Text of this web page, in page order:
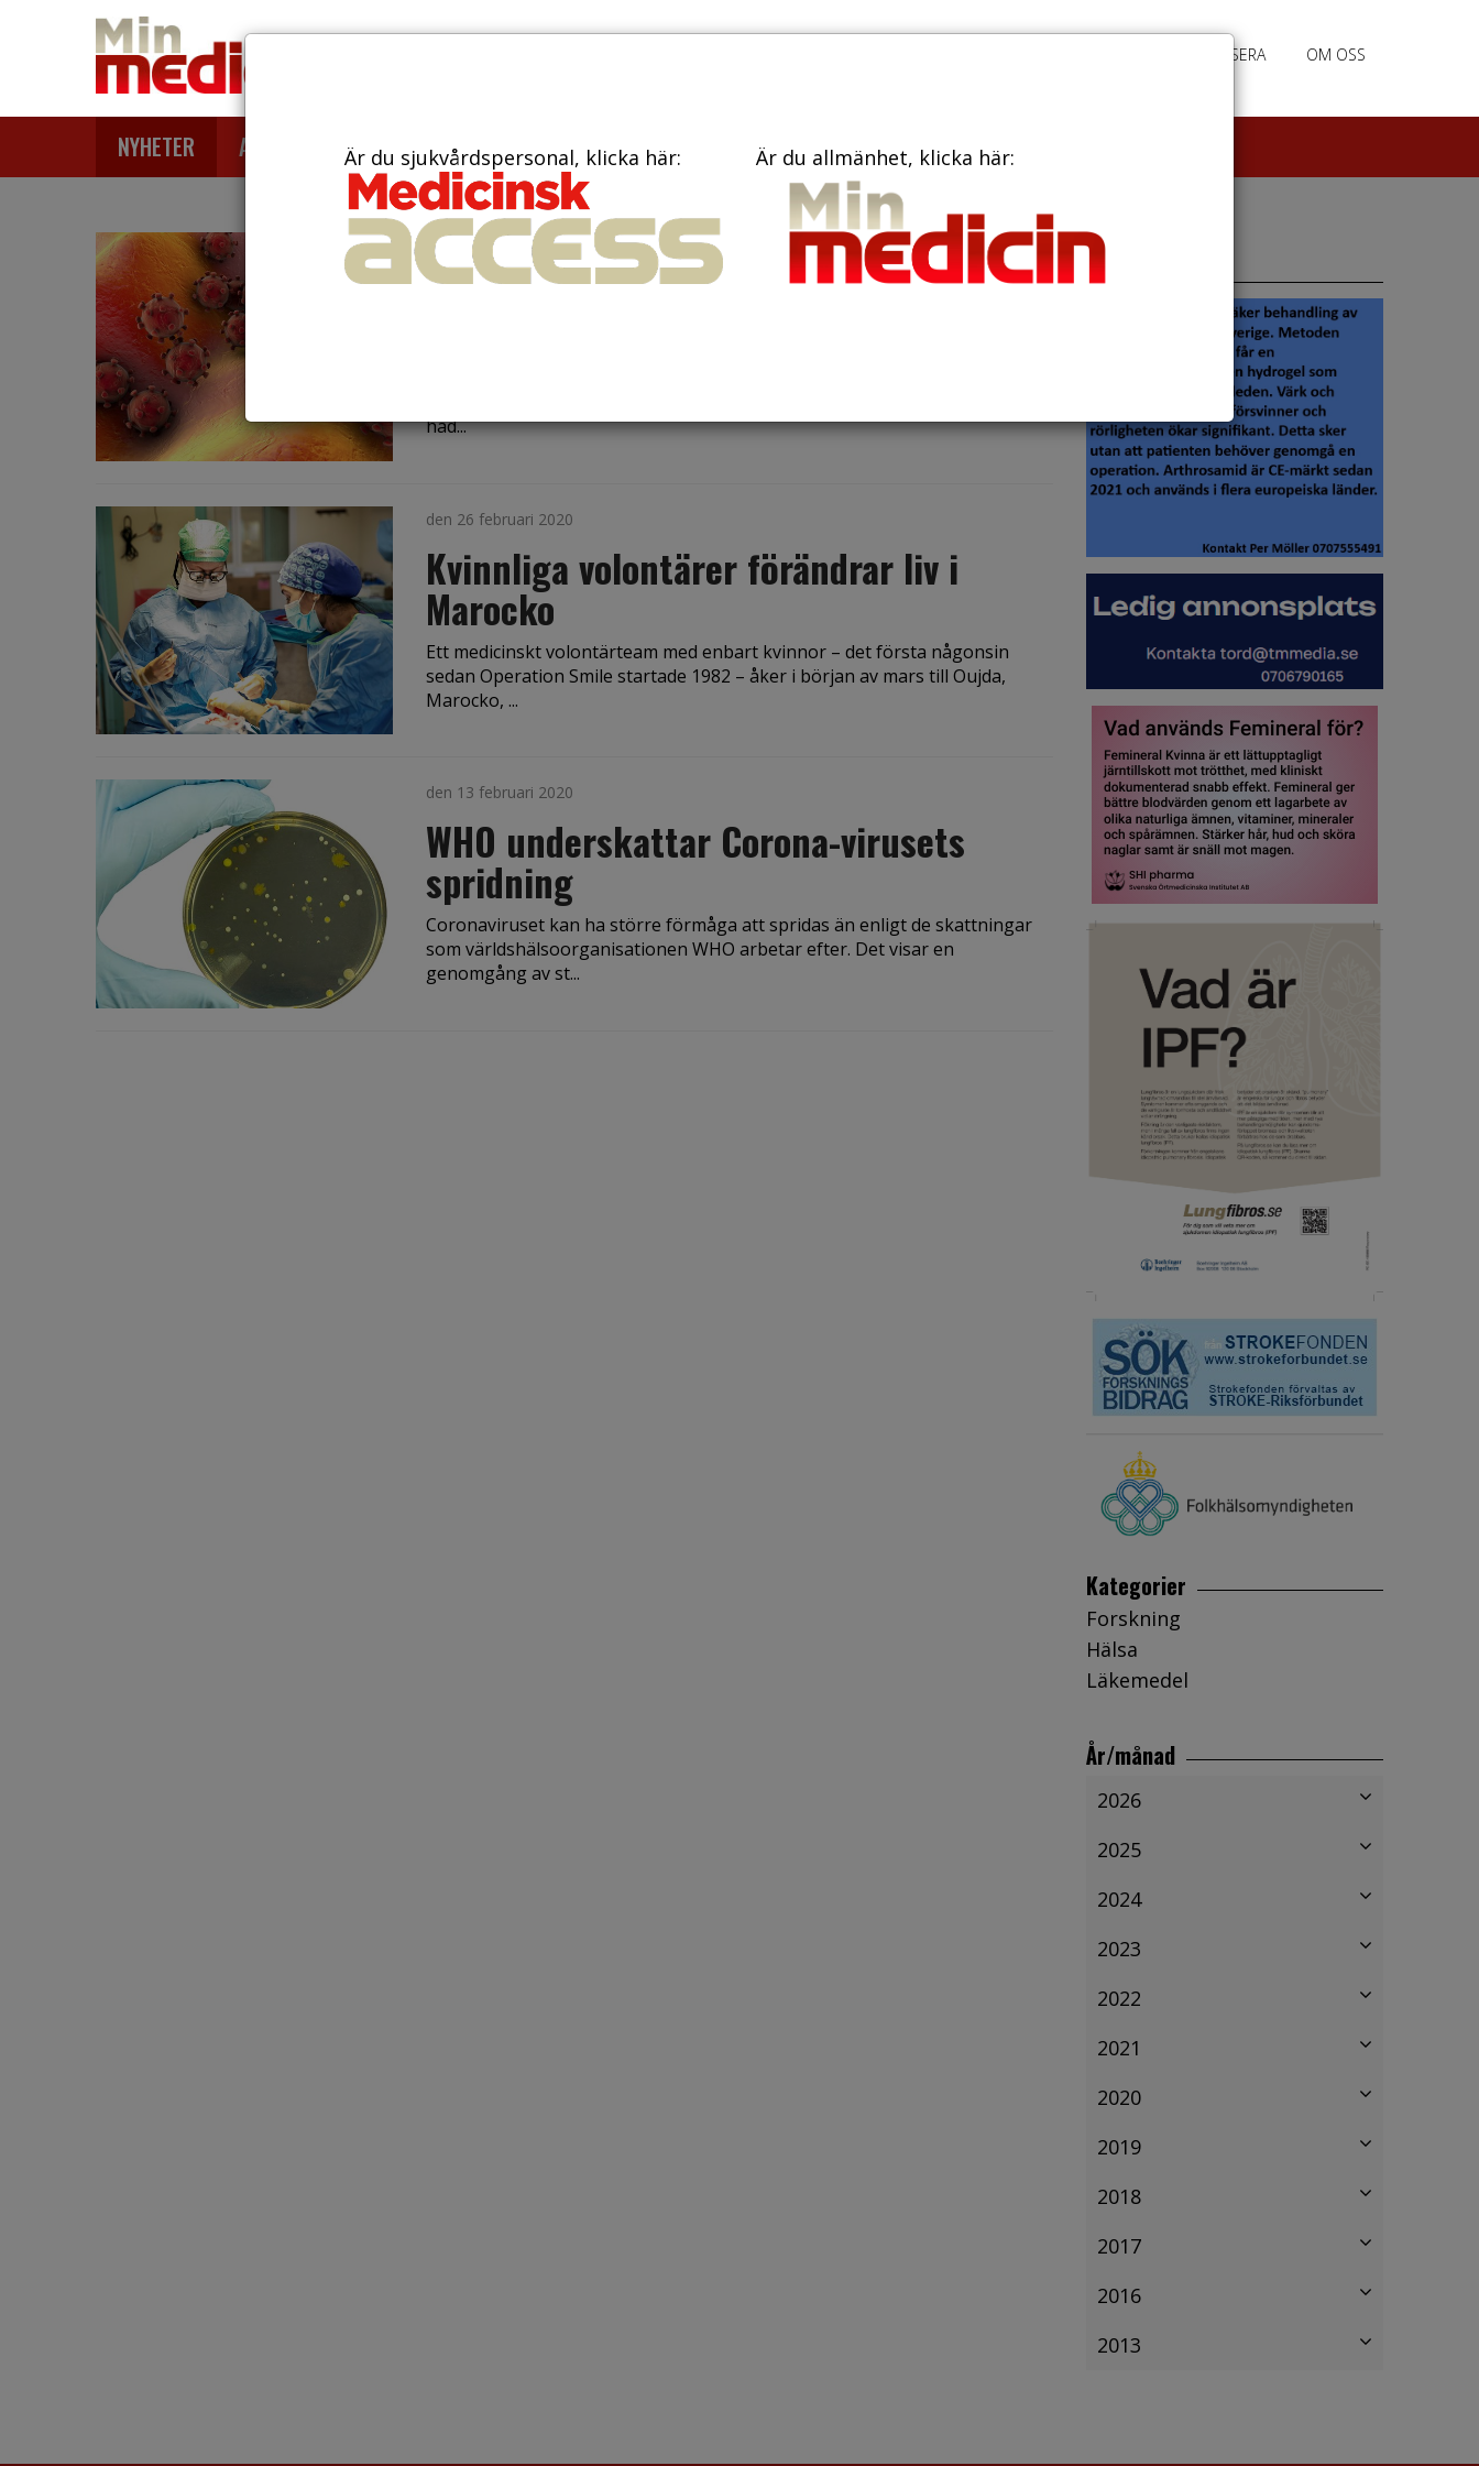
ANNONSERA OM OSS
NYHETER ARTIKLAR AKTUELLT TIDNINGAR KONTAKT
den 29 februari 2020
Karantän på lyxkryssare ledde till fler
had...
den 26 februari 2020
Kvinnliga volontärer förändrar liv i
Marocko
Ett medicinskt volontärteam med enbart kvinnor – det första någonsin
sedan Operation Smile startade 1982 – åker i början av mars till Oujda,
Marocko, ...
den 13 februari 2020
WHO underskattar Corona-virusets
spridning
Coronaviruset kan ha större förmåga att spridas än enligt de skattningar
som världshälsoorganisationen WHO arbetar efter. Det visar en
genomgång av st...
Annonser
Kategorier
Forskning
Hälsa
Läkemedel
År/månad
2026
2025
2024
2023
2022
2021
2020
2019
2018
2017
2016
2013
Är du sjukvårdspersonal, klicka här: Är du allmänhet, klicka här: